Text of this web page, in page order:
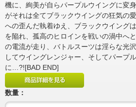
機に、絢美が自らパープルウイングに変
がそれは全てブラックウイングの狂気の
への歪んだ執着ゆえ、ブラックウイング
を陥れ、孤高のヒロインを戦いの渦中へ
の電流が走り、バトルスーツは淫らな光
してウイングレンジャー、そしてパープ
に…?![BAD END]
数量：